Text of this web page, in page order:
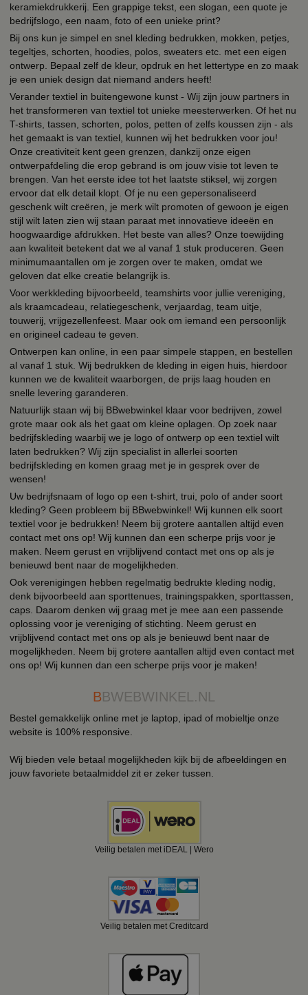
keramiekdrukkerij. Een grappige tekst, een slogan, een quote je
bedrijfslogo, een naam, foto of een unieke print?
Bij ons kun je simpel en snel kleding bedrukken, mokken, petjes,
tegeltjes, schorten, hoodies, polos, sweaters etc. met een eigen
ontwerp. Bepaal zelf de kleur, opdruk en het lettertype en zo maak
je een uniek design dat niemand anders heeft!
Verander textiel in buitengewone kunst - Wij zijn jouw partners in
het transformeren van textiel tot unieke meesterwerken. Of het nu
T-shirts, tassen, schorten, polos, petten of zelfs koussen zijn - als
het gemaakt is van textiel, kunnen wij het bedrukken voor jou!
Onze creativiteit kent geen grenzen, dankzij onze eigen
ontwerpafdeling die erop gebrand is om jouw visie tot leven te
brengen. Van het eerste idee tot het laatste stiksel, wij zorgen
ervoor dat elk detail klopt. Of je nu een gepersonaliseerd
geschenk wilt creëren, je merk wilt promoten of gewoon je eigen
stijl wilt laten zien wij staan paraat met innovatieve ideeën en
hoogwaardige afdrukken. Het beste van alles? Onze toewijding
aan kwaliteit betekent dat we al vanaf 1 stuk produceren. Geen
minimumaantallen om je zorgen over te maken, omdat we
geloven dat elke creatie belangrijk is.
Voor werkkleding bijvoorbeeld, teamshirts voor jullie vereniging,
als kraamcadeau, relatiegeschenk, verjaardag, team uitje,
touwerij, vrijgezellenfeest. Maar ook om iemand een persoonlijk
en origineel cadeau te geven.
Ontwerpen kan online, in een paar simpele stappen, en bestellen
al vanaf 1 stuk. Wij bedrukken de kleding in eigen huis, hierdoor
kunnen we de kwaliteit waarborgen, de prijs laag houden en
snelle levering garanderen.
Natuurlijk staan wij bij BBwebwinkel klaar voor bedrijven, zowel
grote maar ook als het gaat om kleine oplagen. Op zoek naar
bedrijfskleding waarbij we je logo of ontwerp op een textiel wilt
laten bedrukken? Wij zijn specialist in allerlei soorten
bedrijfskleding en komen graag met je in gesprek over de
wensen!
Uw bedrijfsnaam of logo op een t-shirt, trui, polo of ander soort
kleding? Geen probleem bij BBwebwinkel! Wij kunnen elk soort
textiel voor je bedrukken! Neem bij grotere aantallen altijd even
contact met ons op! Wij kunnen dan een scherpe prijs voor je
maken. Neem gerust en vrijblijvend contact met ons op als je
benieuwd bent naar de mogelijkheden.
Ook verenigingen hebben regelmatig bedrukte kleding nodig,
denk bijvoorbeeld aan sporttenues, trainingspakken, sporttassen,
caps. Daarom denken wij graag met je mee aan een passende
oplossing voor je vereniging of stichting. Neem gerust en
vrijblijvend contact met ons op als je benieuwd bent naar de
mogelijkheden. Neem bij grotere aantallen altijd even contact met
ons op! Wij kunnen dan een scherpe prijs voor je maken!
BBWEBWINKEL.NL
Bestel gemakkelijk online met je laptop, ipad of mobieltje onze
website is 100% responsive.
Wij bieden vele betaal mogelijkheden kijk bij de afbeeldingen en
jouw favoriete betaalmiddel zit er zeker tussen.
Veilig betalen met iDEAL | Wero
Veilig betalen met Creditcard